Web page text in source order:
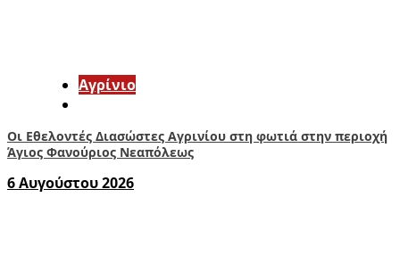
Aγρίνιο
Οι Εθελοντές Διασώστες Αγρινίου στη φωτιά στην περιοχή
Άγιος Φανούριος Νεαπόλεως
6 Αυγούστου 2026